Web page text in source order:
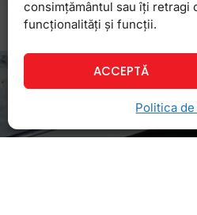
consimțământul sau îți retragi
funcționalități și funcții.
ACCEPTĂ
Politica